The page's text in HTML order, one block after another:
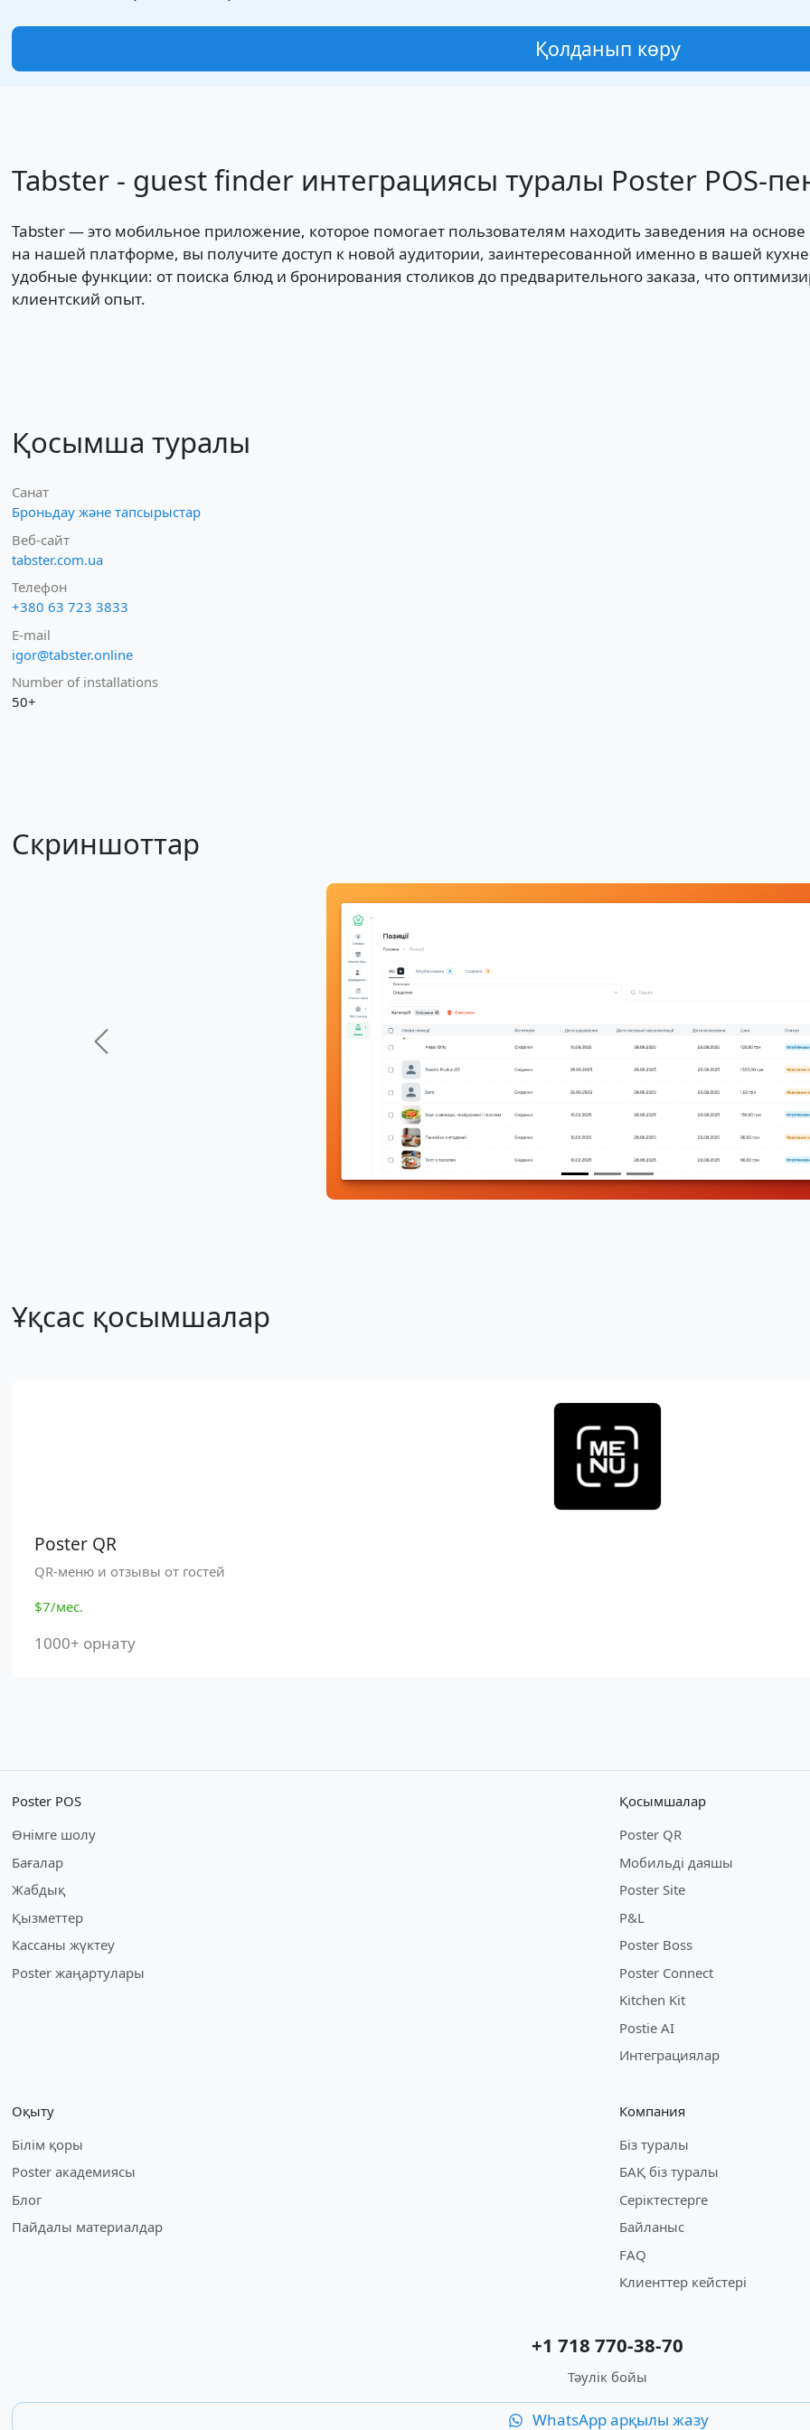
Қолданып көру
Tabster - guest finder интеграциясы туралы Poster POS-
Tabster — это мобильное приложение, которое помогает пользователям находить заведения на
на нашей платформе, вы получите доступ к новой аудитории, заинтересованной именно в вашей
удобные функции: от поиска блюд и бронирования столиков до предварительного заказа, что
клиентский опыт.
Қосымша туралы
Санат
Броньдау және тапсырыстар
Веб-сайт
tabster.com.ua
Телефон
+380 63 723 3833
E-mail
igor@tabster.online
Number of installations
50+
Скриншоттар
Previous
Ұқсас қосымшалар
Poster QR
QR-меню и отзывы от гостей
$7/мес.
1000+ орнату
Poster POS
Өнімге шолу
Бағалар
Жабдық
Қызметтер
Кассаны жүктеу
Poster жаңартулары
Қосымшалар
Poster QR
Мобильді даяшы
Poster Site
P&L
Poster Boss
Poster Connect
Kitchen Kit
Postie AI
Интеграциялар
Оқыту
Білім қоры
Poster академиясы
Блог
Пайдалы материалдар
Компания
Біз туралы
БАҚ біз туралы
Серіктестерге
Байланыс
FAQ
Клиенттер кейстері
+1 718 770-38-70
Тәулік бойы
WhatsApp арқылы жазу